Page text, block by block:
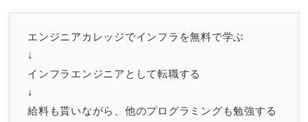
エンジニアカレッジでインフラを無料で学ぶ
↓
インフラエンジニアとして転職する
↓
給料も貰いながら、他のプログラミングも勉強する